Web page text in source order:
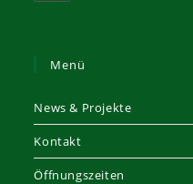
Menü
News & Projekte
Kontakt
Öffnungszeiten